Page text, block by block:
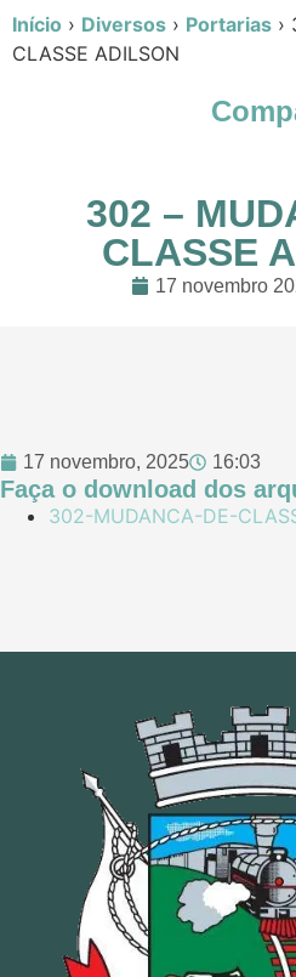
Início › Diversos › Portarias ›
CLASSE ADILSON
302 –
CLASSE
17 novembro
17 novembro, 2025 16:03
Faça o download dos
302-MUDANCA-DE-